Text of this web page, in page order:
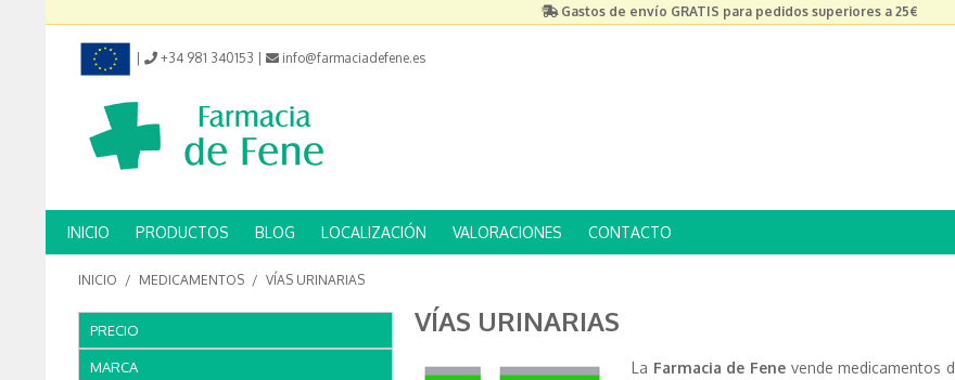
Gastos de envío GRATIS para pedidos superiores a 25€
+34 981 340153 info@farmaciadefene.es
INICIO PRODUCTOS BLOG LOCALIZACIÓN VALORACIONES CONTACTO
INICIO / MEDICAMENTOS / VÍAS URINARIAS
PRECIO
MARCA
VÍAS URINARIAS
La Farmacia de Fene vende medicamentos